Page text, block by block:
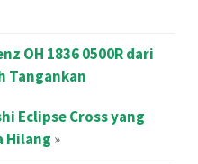
OH 1836 0500R dari
Tangankan
Eclipse Cross yang
Hilang »